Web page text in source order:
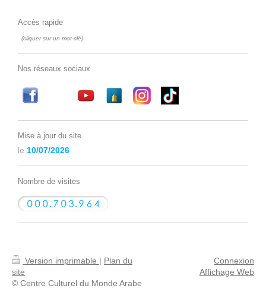
Accès rapide
(cliquer sur un mot-clé)
Nos réseaux sociaux
Mise à jour du site
le 10/07/2026
Nombre de visites
Version imprimable | Plan du
site
© Centre Culturel du Monde Arabe
Connexion
Affichage Web